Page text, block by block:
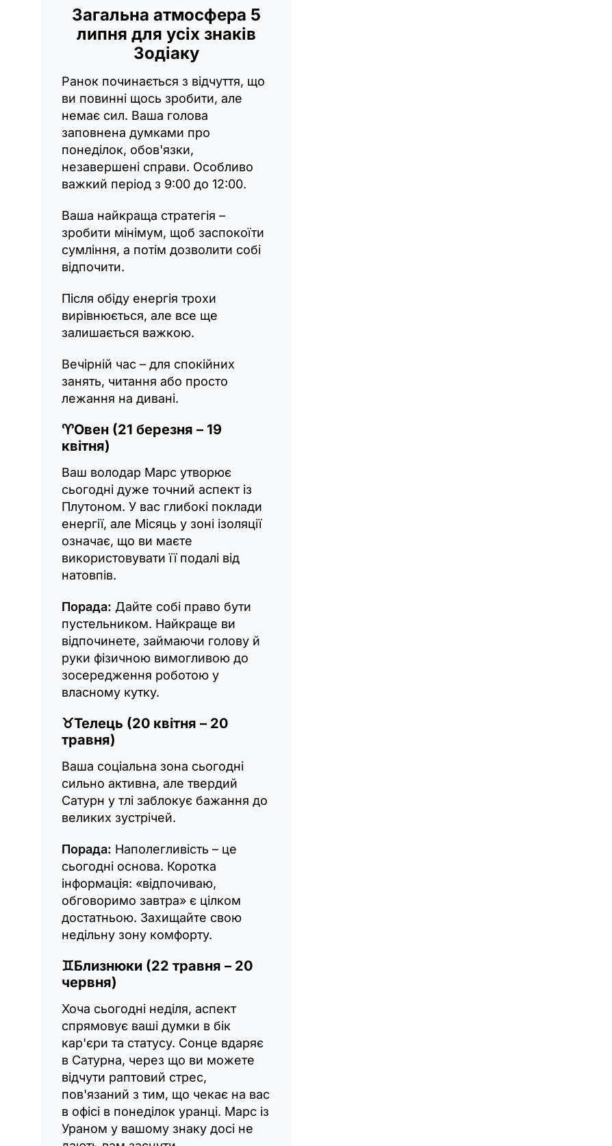
Загальна атмосфера 5
липня для усіх знаків
Зодіаку
Ранок починається з відчуття, що
ви повинні щось зробити, але
немає сил. Ваша голова
заповнена думками про
понеділок, обов'язки,
незавершені справи. Особливо
важкий період з 9:00 до 12:00.
Ваша найкраща стратегія –
зробити мінімум, щоб заспокоїти
сумління, а потім дозволити собі
відпочити.
Після обіду енергія трохи
вирівнюється, але все ще
залишається важкою.
Вечірній час – для спокійних
занять, читання або просто
лежання на дивані.
♈Овен (21 березня – 19
квітня)
Ваш володар Марс утворює
сьогодні дуже точний аспект із
Плутоном. У вас глибокі поклади
енергії, але Місяць у зоні ізоляції
означає, що ви маєте
використовувати її подалі від
натовпів.
Порада: Дайте собі право бути
пустельником. Найкраще ви
відпочинете, займаючи голову й
руки фізичною вимогливою до
зосередження роботою у
власному кутку.
♉Телець (20 квітня – 20
травня)
Ваша соціальна зона сьогодні
сильно активна, але твердий
Сатурн у тлі заблокує бажання до
великих зустрічей.
Порада: Наполегливість – це
сьогодні основа. Коротка
інформація: «відпочиваю,
обговоримо завтра» є цілком
достатньою. Захищайте свою
недільну зону комфорту.
♊Близнюки (22 травня – 20
червня)
Хоча сьогодні неділя, аспект
спрямовує ваші думки в бік
кар'єри та статусу. Сонце вдаряє
в Сатурна, через що ви можете
відчути раптовий стрес,
пов'язаний з тим, що чекає на вас
в офісі в понеділок уранці. Марс із
Ураном у вашому знаку досі не